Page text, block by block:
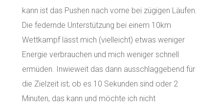
kann ist das Pushen nach vorne bei zügigen Läufen.
Die federnde Unterstützung bei einem 10km
Wettkampf lässt mich (vielleicht) etwas weniger
Energie verbrauchen und mich weniger schnell
ermüden. Inwieweit das dann ausschlaggebend für
die Zielzeit ist; ob es 10 Sekunden sind oder 2
Minuten, das kann und möchte ich nicht